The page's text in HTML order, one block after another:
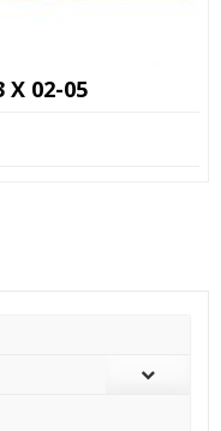
X 02-05